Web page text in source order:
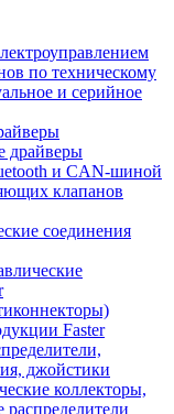
по техническому
и серийное
драйверы
и CAN-шиной
клапанов
соединения
Faster
джойстики
коллекторы,